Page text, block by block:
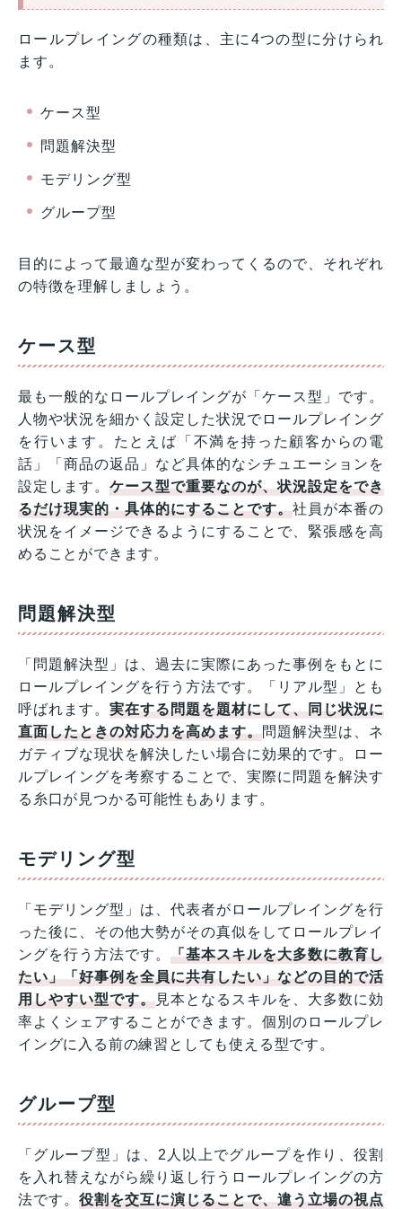
ロールプレイングの種類は、主に4つの型に分けられ
ます。
ケース型
問題解決型
モデリング型
グループ型
目的によって最適な型が変わってくるので、それぞれ
の特徴を理解しましょう。
ケース型
最も一般的なロールプレイングが「ケース型」です。
人物や状況を細かく設定した状況でロールプレイング
を行います。たとえば「不満を持った顧客からの電
話」「商品の返品」など具体的なシチュエーションを
設定します。ケース型で重要なのが、状況設定をでき
るだけ現実的・具体的にすることです。社員が本番の
状況をイメージできるようにすることで、緊張感を高
めることができます。
問題解決型
「問題解決型」は、過去に実際にあった事例をもとに
ロールプレイングを行う方法です。「リアル型」とも
呼ばれます。実在する問題を題材にして、同じ状況に
直面したときの対応力を高めます。問題解決型は、ネ
ガティブな現状を解決したい場合に効果的です。ロー
ルプレイングを考察することで、実際に問題を解決す
る糸口が見つかる可能性もあります。
モデリング型
「モデリング型」は、代表者がロールプレイングを行
った後に、その他大勢がその真似をしてロールプレイ
ングを行う方法です。「基本スキルを大多数に教育し
たい」「好事例を全員に共有したい」などの目的で活
用しやすい型です。見本となるスキルを、大多数に効
率よくシェアすることができます。個別のロールプレ
イングに入る前の練習としても使える型です。
グループ型
「グループ型」は、2人以上でグループを作り、役割
を入れ替えながら繰り返し行うロールプレイングの方
法です。役割を交互に演じることで、違う立場の視点